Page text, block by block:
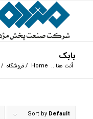
بابک
أنت هنا .. Home
/ فروشگاه /
Sort by Default